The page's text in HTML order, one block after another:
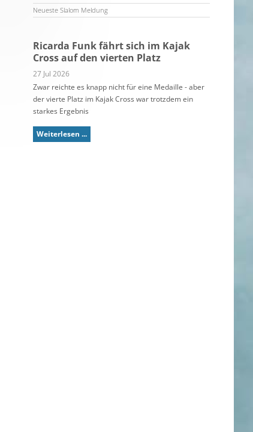
Neueste Slalom Meldung
Ricarda Funk fährt sich im Kajak
Cross auf den vierten Platz
27 Jul 2026
Zwar reichte es knapp nicht für eine Medaille - aber
der vierte Platz im Kajak Cross war trotzdem ein
starkes Ergebnis
Weiterlesen ...